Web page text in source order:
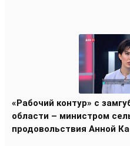
«Рабочий контур» с
области – министром
продовольствия Анной